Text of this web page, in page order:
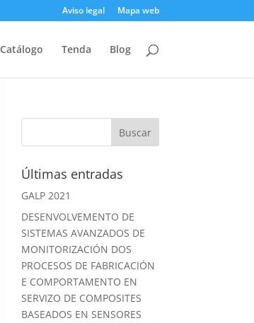
Aviso legal Mapa web
Catálogo Tenda Blog
Últimas entradas
GALP 2021
DESENVOLVEMENTO DE
SISTEMAS AVANZADOS DE
MONITORIZACIÓN DOS
PROCESOS DE FABRICACIÓN
E COMPORTAMENTO EN
SERVIZO DE COMPOSITES
BASEADOS EN SENSORES